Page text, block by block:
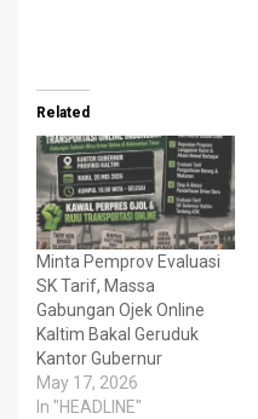
Related
Minta Pemprov Evaluasi
SK Tarif, Massa
Gabungan Ojek Online
Kaltim Bakal Geruduk
Kantor Gubernur
May 17, 2026
In "HEADLINE"